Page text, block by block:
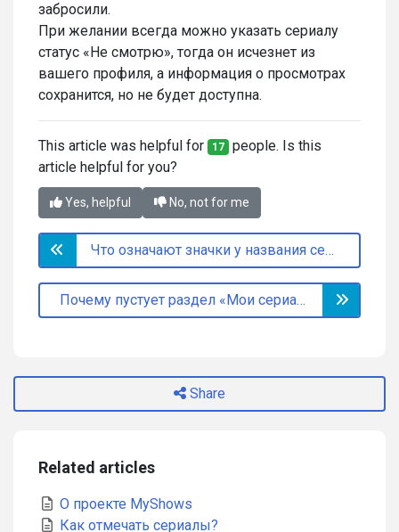
забросили.
При желании всегда можно указать сериалу
статус «Не смотрю», тогда он исчезнет из
вашего профиля, а информация о просмотрах
сохранится, но не будет доступна.
This article was helpful for 17 people. Is this
article helpful for you?
Yes, helpful No, not for me
Что означают значки у названия сериалов?
Почему пустует раздел «Мои сериалы»?
Share
Related articles
О проекте MyShows
Как отмечать сериалы?